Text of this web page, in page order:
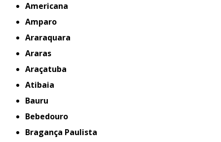
Americana
Amparo
Araraquara
Araras
Araçatuba
Atibaia
Bauru
Bebedouro
Bragança Paulista